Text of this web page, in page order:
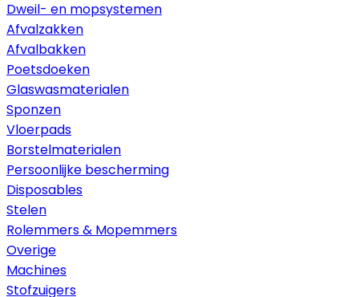
Dweil- en mopsystemen
Afvalzakken
Afvalbakken
Poetsdoeken
Glaswasmaterialen
Sponzen
Vloerpads
Borstelmaterialen
Persoonlijke bescherming
Disposables
Stelen
Rolemmers & Mopemmers
Overige
Machines
Stofzuigers